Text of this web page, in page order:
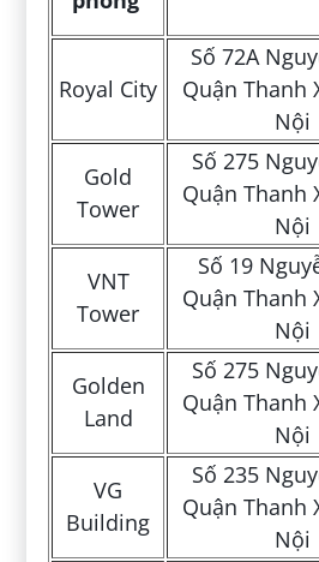
Royal City
Số 72A
Quận Thanh
Nội
Gold
Tower
Số 275
Quận Thanh
Nội
VNT
Tower
Số 19
Quận Thanh
Nội
Golden
Land
Số 275
Quận Thanh
Nội
VG
Building
Số 235
Quận Thanh
Nội